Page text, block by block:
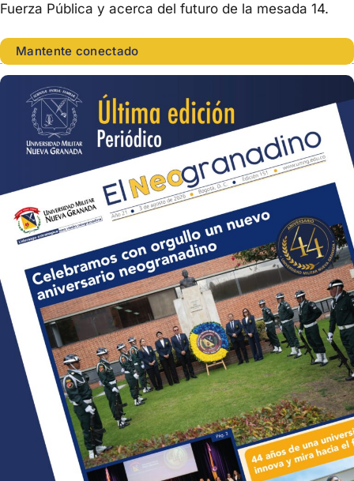
Fuerza Pública y acerca del futuro de la mesada 14.
Mantente conectado